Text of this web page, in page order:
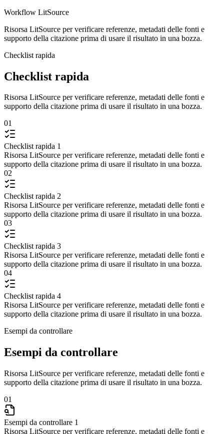
Workflow LitSource
Risorsa LitSource per verificare referenze, metadati delle fonti e
supporto della citazione prima di usare il risultato in una bozza.
Checklist rapida
Checklist rapida
Risorsa LitSource per verificare referenze, metadati delle fonti e
supporto della citazione prima di usare il risultato in una bozza.
01
Checklist rapida 1
Risorsa LitSource per verificare referenze, metadati delle fonti e
supporto della citazione prima di usare il risultato in una bozza.
02
Checklist rapida 2
Risorsa LitSource per verificare referenze, metadati delle fonti e
supporto della citazione prima di usare il risultato in una bozza.
03
Checklist rapida 3
Risorsa LitSource per verificare referenze, metadati delle fonti e
supporto della citazione prima di usare il risultato in una bozza.
04
Checklist rapida 4
Risorsa LitSource per verificare referenze, metadati delle fonti e
supporto della citazione prima di usare il risultato in una bozza.
Esempi da controllare
Esempi da controllare
Risorsa LitSource per verificare referenze, metadati delle fonti e
supporto della citazione prima di usare il risultato in una bozza.
01
Esempi da controllare 1
Risorsa LitSource per verificare referenze, metadati delle fonti e